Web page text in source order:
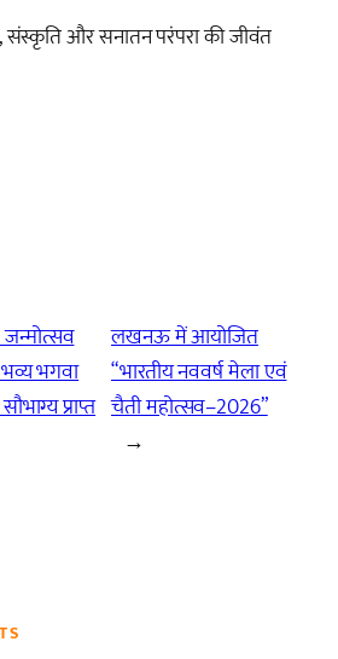
संस्कृति और सनातन परंपरा की जीवंत
भगवा
प्राप्त
लखनऊ में आयोजित
“भारतीय नववर्ष मेला एवं
चैती महोत्सव–2026”
→